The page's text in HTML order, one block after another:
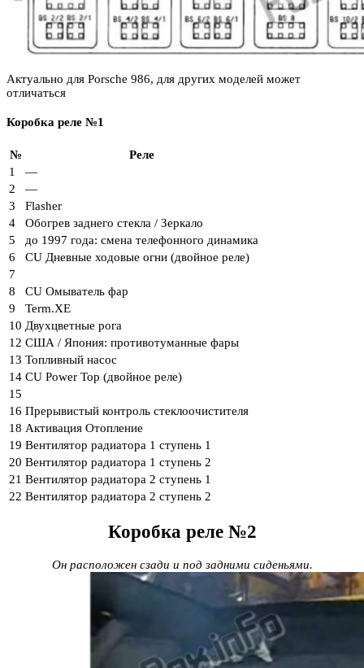
Актуально для Porsche 986, для других моделей может
отличаться
Коробка реле №1
№
Реле
1
—
2
—
3
Flasher
4
Обогрев заднего стекла / Зеркало
5
до 1997 года: смена телефонного динамика
6
CU Дневные ходовые огни (двойное реле)
7
8
CU Омыватель фар
9
Term.XE
10 Двухцветные рога
12 США / Япония: противотуманные фары
13 Топливный насос
14 CU Power Top (двойное реле)
15
16 Прерывистый контроль стеклоочистителя
18 Активация Отопление
19 Вентилятор радиатора 1 ступень 1
20 Вентилятор радиатора 1 ступень 2
21 Вентилятор радиатора 2 ступень 1
22 Вентилятор радиатора 2 ступень 2
Коробка реле №2
Он расположен сзади и под задними сиденьями.